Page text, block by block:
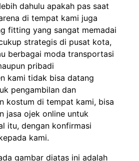
dahulu apakah pas saat
di tempat kami juga
fitting yang sangat memadai
strategis di pusat kota,
berbagai moda transportasi
pribadi
kami tidak bisa datang
pengambilan dan
kostum di tempat kami, bisa
jasa ojek online untuk
itu, dengan konfirmasi
kami.
gambar diatas ini adalah